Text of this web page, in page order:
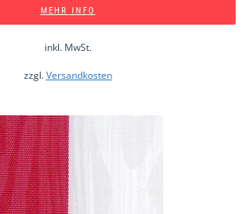
MEHR INFO
inkl. MwSt.
zzgl.Versandkosten